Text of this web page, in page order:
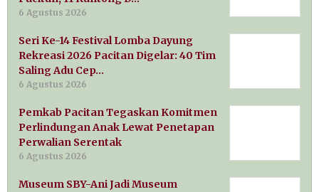
6 Agustus 2026
Seri Ke-14 Festival Lomba Dayung
Rekreasi 2026 Pacitan Digelar: 40 Tim
Saling Adu Cep…
6 Agustus 2026
Pemkab Pacitan Tegaskan Komitmen
Perlindungan Anak Lewat Penetapan
Perwalian Serentak
6 Agustus 2026
Museum SBY-Ani Jadi Museum